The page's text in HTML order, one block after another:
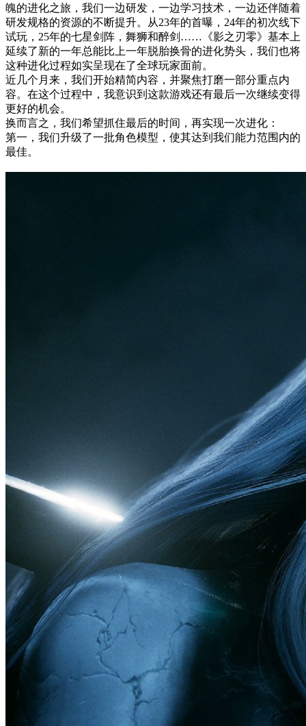
魄的进化之旅，我们一边研发，一边学习技术，一边还伴随着
研发规格的资源的不断提升。从23年的首曝，24年的初次线下
试玩，25年的七星剑阵，舞狮和醉剑……《影之刃零》基本上
延续了新的一年总能比上一年脱胎换骨的进化势头，我们也将
这种进化过程如实呈现在了全球玩家面前。
近几个月来，我们开始精简内容，并聚焦打磨一部分重点内
容。在这个过程中，我意识到这款游戏还有最后一次继续变得
更好的机会。
换而言之，我们希望抓住最后的时间，再实现一次进化：
第一，我们升级了一批角色模型，使其达到我们能力范围内的
最佳。